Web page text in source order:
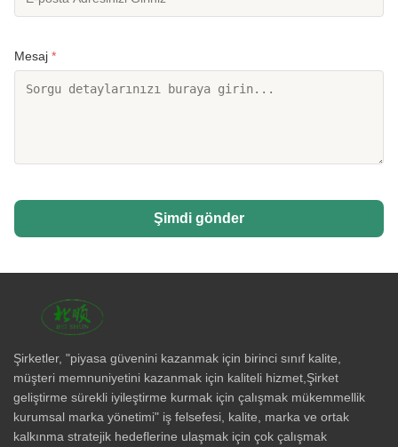
Mesaj *
Şimdi gönder
Şirketler, "piyasa güvenini kazanmak için birinci sınıf kalite,
müşteri memnuniyetini kazanmak için kaliteli hizmet,Şirket
geliştirme sürekli iyileştirme kurmak için çalışmak mükemmellik
kurumsal marka yönetimi" iş felsefesi, kalite, marka ve ortak
kalkınma stratejik hedeflerine ulaşmak için çok çalışmak